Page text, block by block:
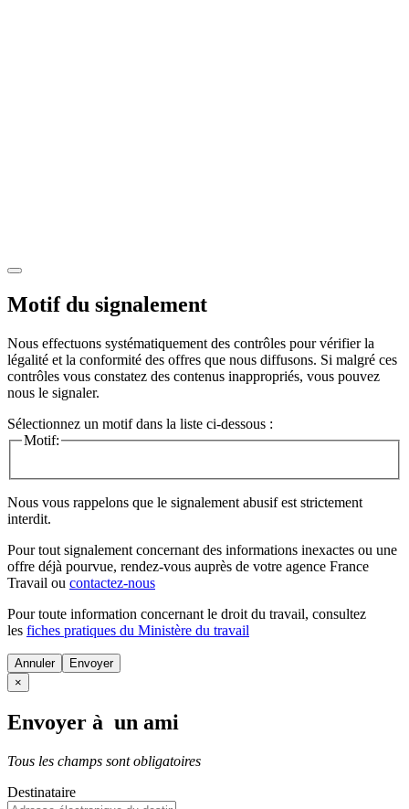
Motif du signalement
Nous effectuons systématiquement des contrôles pour vérifier la
légalité et la conformité des offres que nous diffusons. Si malgré ces
contrôles vous constatez des contenus inappropriés, vous pouvez
nous le signaler.
Sélectionnez un motif dans la liste ci-dessous :
Motif:
Nous vous rappelons que le signalement abusif est strictement
interdit.
Pour tout signalement concernant des informations inexactes ou une
offre déjà pourvue, rendez-vous auprès de votre agence France
Travail ou contactez-nous
Pour toute information concernant le droit du travail, consultez
les fiches pratiques du Ministère du travail
Annuler
×
Envoyer à un ami
Tous les champs sont obligatoires
Destinataire